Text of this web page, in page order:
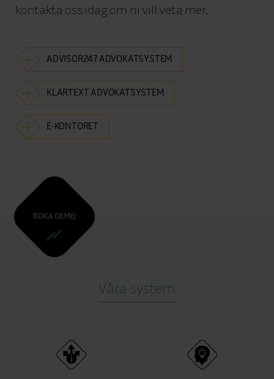
kontakta oss idag om ni vill veta mer.
ADVISOR247 ADVOKATSYSTEM
KLARTEXT ADVOKATSYSTEM
E-KONTORET
BOKA DEMO
Våra system